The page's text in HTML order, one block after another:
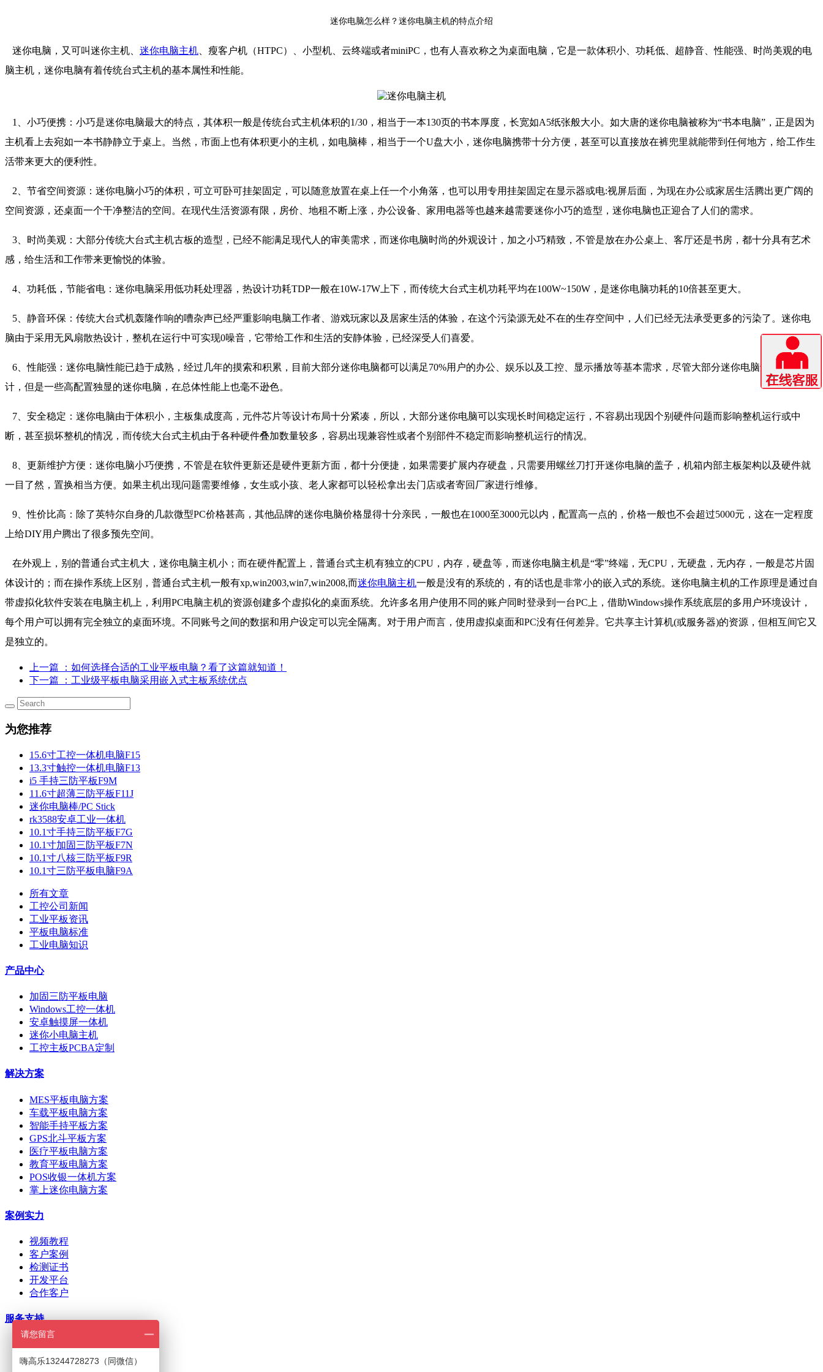
迷你电脑怎么样？迷你电脑主机的特点介绍
迷你电脑，又可叫迷你主机、 迷你电脑主机 、瘦客户机（HTPC）、小型机、云终端或者miniPC，也有人喜欢称之为桌面电脑，它是一款体积小、功耗低、超静音、性能强、时尚美观的电
脑主机，迷你电脑有着传统台式主机的基本属性和性能。
1、小巧便携：小巧是迷你电脑最大的特点，其体积一般是传统台式主机体积的1/30，相当于一本130页的书本厚度，长宽如A5纸张般大小。如大唐的迷你电脑被称为“书本电脑”，正是因为
主机看上去宛如一本书静静立于桌上。当然，市面上也有体积更小的主机，如电脑棒，相当于一个U盘大小，迷你电脑携带十分方便，甚至可以直接放在裤兜里就能带到任何地方，给工作生
活带来更大的便利性。
2、节省空间资源：迷你电脑小巧的体积，可立可卧可挂架固定，可以随意放置在桌上任一个小角落，也可以用专用挂架固定在显示器或电:视屏后面，为现在办公或家居生活腾出更广阔的
空间资源，还桌面一个干净整洁的空间。在现代生活资源有限，房价、地租不断上涨，办公设备、家用电器等也越来越需要迷你小巧的造型，迷你电脑也正迎合了人们的需求。
3、时尚美观：大部分传统大台式主机古板的造型，已经不能满足现代人的审美需求，而迷你电脑时尚的外观设计，加之小巧精致，不管是放在办公桌上、客厅还是书房，都十分具有艺术
感，给生活和工作带来更愉悦的体验。
4、功耗低，节能省电：迷你电脑采用低功耗处理器，热设计功耗TDP一般在10W-17W上下，而传统大台式主机功耗平均在100W~150W，是迷你电脑功耗的10倍甚至更大。
5、静音环保：传统大台式机轰隆作响的嘈杂声已经严重影响电脑工作者、游戏玩家以及居家生活的体验，在这个污染源无处不在的生存空间中，人们已经无法承受更多的污染了。迷你电
脑由于采用无风扇散热设计，整机在运行中可实现0噪音，它带给工作和生活的安静体验，已经深受人们喜爱。
6、性能强：迷你电脑性能已趋于成熟，经过几年的摸索和积累，目前大部分迷你电脑都可以满足70%用户的办公、娱乐以及工控、显示播放等基本需求，尽管大部分迷你电脑还是集显设
计，但是一些高配置独显的迷你电脑，在总体性能上也毫不逊色。
7、安全稳定：迷你电脑由于体积小，主板集成度高，元件芯片等设计布局十分紧凑，所以，大部分迷你电脑可以实现长时间稳定运行，不容易出现因个别硬件问题而影响整机运行或中
断，甚至损坏整机的情况，而传统大台式主机由于各种硬件叠加数量较多，容易出现兼容性或者个别部件不稳定而影响整机运行的情况。
8、更新维护方便：迷你电脑小巧便携，不管是在软件更新还是硬件更新方面，都十分便捷，如果需要扩展内存硬盘，只需要用螺丝刀打开迷你电脑的盖子，机箱内部主板架构以及硬件就
一目了然，置换相当方便。如果主机出现问题需要维修，女生或小孩、老人家都可以轻松拿出去门店或者寄回厂家进行维修。
9、性价比高：除了英特尔自身的几款微型PC价格甚高，其他品牌的迷你电脑价格显得十分亲民，一般也在1000至3000元以内，配置高一点的，价格一般也不会超过5000元，这在一定程度
上给DIY用户腾出了很多预先空间。
在外观上，别的普通台式主机大，迷你电脑主机小；而在硬件配置上，普通台式主机有独立的CPU，内存，硬盘等，而迷你电脑主机是“零”终端，无CPU，无硬盘，无内存，一般是芯片固
体设计的；而在操作系统上区别，普通台式主机一般有xp,win2003,win7,win2008,而迷你电脑主机一般是没有的系统的，有的话也是非常小的嵌入式的系统。迷你电脑主机的工作原理是通过自
带虚拟化软件安装在电脑主机上，利用PC电脑主机的资源创建多个虚拟化的桌面系统。允许多名用户使用不同的账户同时登录到一台PC上，借助Windows操作系统底层的多用户环境设计，
每个用户可以拥有完全独立的桌面环境。不同账号之间的数据和用户设定可以完全隔离。对于用户而言，使用虚拟桌面和PC没有任何差异。它共享主计算机(或服务器)的资源，但相互间它又
是独立的。
上一篇
：如何选择合适的工业平板电脑？看了这篇就知道！
下一篇
：工业级平板电脑采用嵌入式主板系统优点
为您推荐
15.6寸工控一体机电脑F15
13.3寸触控一体机电脑F13
i5 手持三防平板F9M
11.6寸超薄三防平板F11J
迷你电脑棒/PC Stick
rk3588安卓工业一体机
10.1寸手持三防平板F7G
10.1寸加固三防平板F7N
10.1寸八核三防平板F9R
10.1寸三防平板电脑F9A
所有文章
工控公司新闻
工业平板资讯
平板电脑标准
工业电脑知识
产品中心
加固三防平板电脑
Windows工控一体机
安卓触摸屏一体机
迷你小电脑主机
工控主板PCBA定制
解决方案
MES平板电脑方案
车载平板电脑方案
智能手持平板方案
GPS北斗平板方案
医疗平板电脑方案
教育平板电脑方案
POS收银一体机方案
掌上迷你电脑方案
案例实力
视频教程
客户案例
检测证书
开发平台
合作客户
服务支持
在线下单
请您留言
嗨高乐13244728273（同微信）